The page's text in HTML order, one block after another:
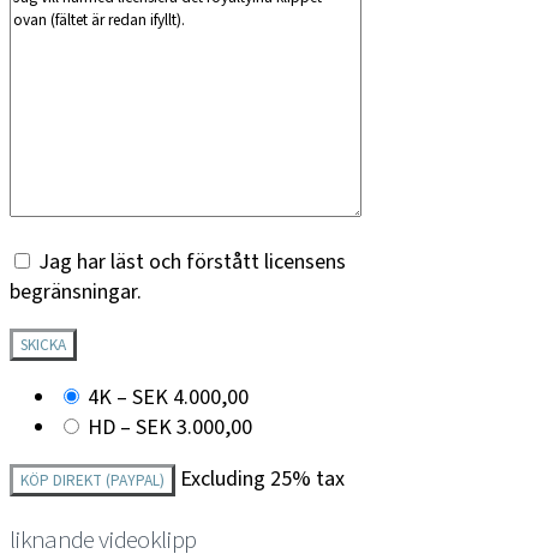
Jag har läst och förstått licensens
begränsningar.
4K – SEK 4.000,00
HD – SEK 3.000,00
KÖP DIREKT (PAYPAL) Excluding 25% tax
liknande videoklipp